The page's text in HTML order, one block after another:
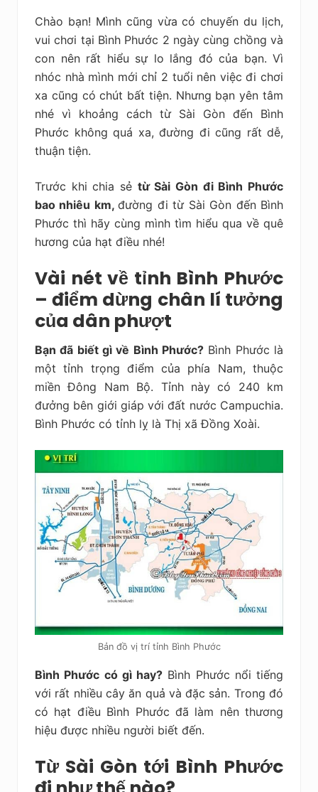
Chào bạn! Mình cũng vừa có chuyến du lịch,
vui chơi tại Bình Phước 2 ngày cùng chồng và
con nên rất hiểu sự lo lắng đó của bạn. Vì
nhóc nhà mình mới chỉ 2 tuổi nên việc đi chơi
xa cũng có chút bất tiện. Nhưng bạn yên tâm
nhé vì khoảng cách từ Sài Gòn đến Bình
Phước không quá xa, đường đi cũng rất dễ,
thuận tiện.
Trước khi chia sẻ từ Sài Gòn đi Bình Phước
bao nhiêu km,đường đi từ Sài Gòn đến Bình
Phước thì hãy cùng mình tìm hiểu qua về quê
hương của hạt điều nhé!
Vài nét về tỉnh Bình Phước
– điểm dừng chân lí tưởng
của dân phượt
Bạn đã biết gì về Bình Phước? Bình Phước là
một tỉnh trọng điểm của phía Nam, thuộc
miền Đông Nam Bộ. Tỉnh này có 240 km
đưởng bên giới giáp với đất nước Campuchia.
Bình Phước có tỉnh lỵ là Thị xã Đồng Xoài.
Bản đồ vị trí tỉnh Bình Phước
Bình Phước có gì hay? Bình Phước nổi tiếng
với rất nhiều cây ăn quả và đặc sản. Trong đó
có hạt điều Bình Phước đã làm nên thương
hiệu được nhiều người biết đến.
Từ Sài Gòn tới Bình Phước